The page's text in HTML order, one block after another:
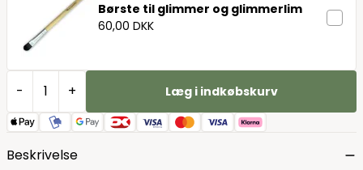
Børste til glimmer og glimmerlim
60,00 DKK
- + Læg i indkøbskurv
Beskrivelse